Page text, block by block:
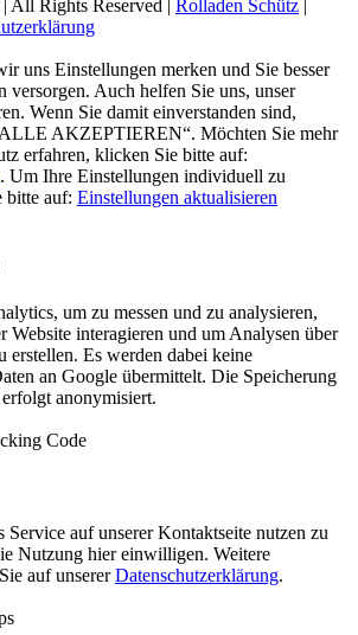
All Rights Reserved | Rolladen Schütz
uns Einstellungen merken und Sie besser
versorgen. Auch helfen Sie uns, unser
Wenn Sie damit einverstanden sind,
AKZEPTIEREN“. Möchten Sie mehr
erfahren, klicken Sie bitte auf:
. Um Ihre Einstellungen individuell zu
bitte auf: Einstellungen aktualisieren
um zu messen und zu analysieren,
Website interagieren und um Analysen über
erstellen. Es werden dabei keine
an Google übermittelt. Die Speicherung
anonymisiert.
Code
auf unserer Kontaktseite nutzen zu
Nutzung hier einwilligen. Weitere
auf unsererDatenschutzerklärung.